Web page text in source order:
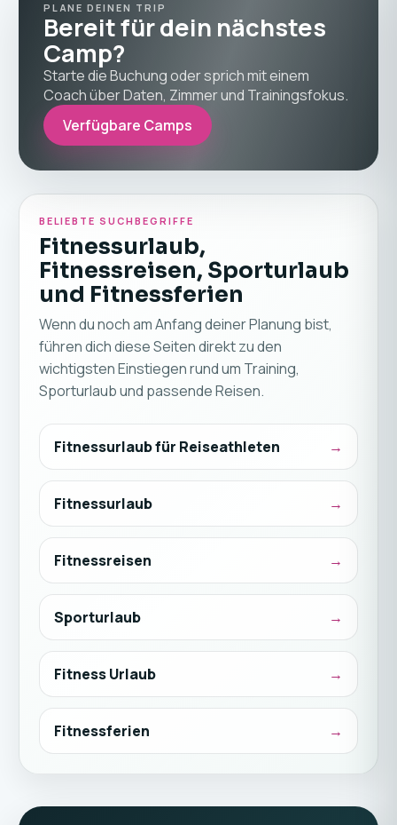
PLANE DEINEN TRIP
Bereit für dein nächstes
Camp?
Starte die Buchung oder sprich mit einem
Coach über Daten, Zimmer und Trainingsfokus.
Verfügbare Camps
BELIEBTE SUCHBEGRIFFE
Fitnessurlaub,
Fitnessreisen, Sporturlaub
und Fitnessferien
Wenn du noch am Anfang deiner Planung bist,
führen dich diese Seiten direkt zu den
wichtigsten Einstiegen rund um Training,
Sporturlaub und passende Reisen.
Fitnessurlaub für Reiseathleten
Fitnessurlaub
Fitnessreisen
Sporturlaub
Fitness Urlaub
Fitnessferien